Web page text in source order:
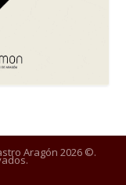
Aragón 2026 ©.